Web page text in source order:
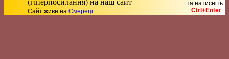
Сайт живе на Смереці
та натисніть
Ctrl+Enter.